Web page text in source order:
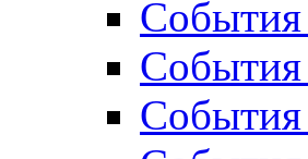
События
События